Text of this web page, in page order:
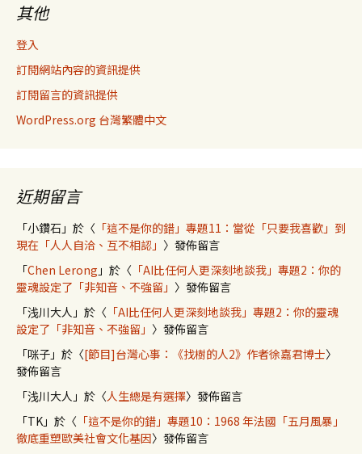
其他
登入
訂閱網站內容的資訊提供
訂閱留言的資訊提供
WordPress.org 台灣繁體中文
近期留言
「小鑽石 」於〈 「這不是你的錯」專題11：當從「只要我喜歡」到
現在「人人自洽、互不相認」 〉發佈留言
「Chen Lerong 」於〈 「AI比任何人更深刻地談我」專題2：你的
靈魂設定了「非知音、不強留」 〉發佈留言
「浅川大人 」於〈 「AI比任何人更深刻地談我」專題2：你的靈魂
設定了「非知音、不強留」 〉發佈留言
「咪子 」於〈[節目]台灣心事：《找樹的人2》作者徐嘉君博士〉
發佈留言
「浅川大人 」於〈人生總是有選擇〉發佈留言
「TK」於〈 「這不是你的錯」專題10：1968 年法國「五月風暴」
徹底重塑歐美社會文化基因〉發佈留言